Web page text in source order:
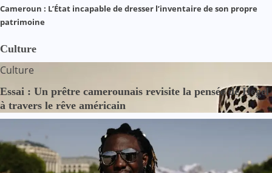
Cameroun : L’État incapable de dresser l’inventaire de son propre
patrimoine
Culture
Culture
Essai : Un prêtre camerounais revisite la pensée de Hegel
à travers le rêve américain